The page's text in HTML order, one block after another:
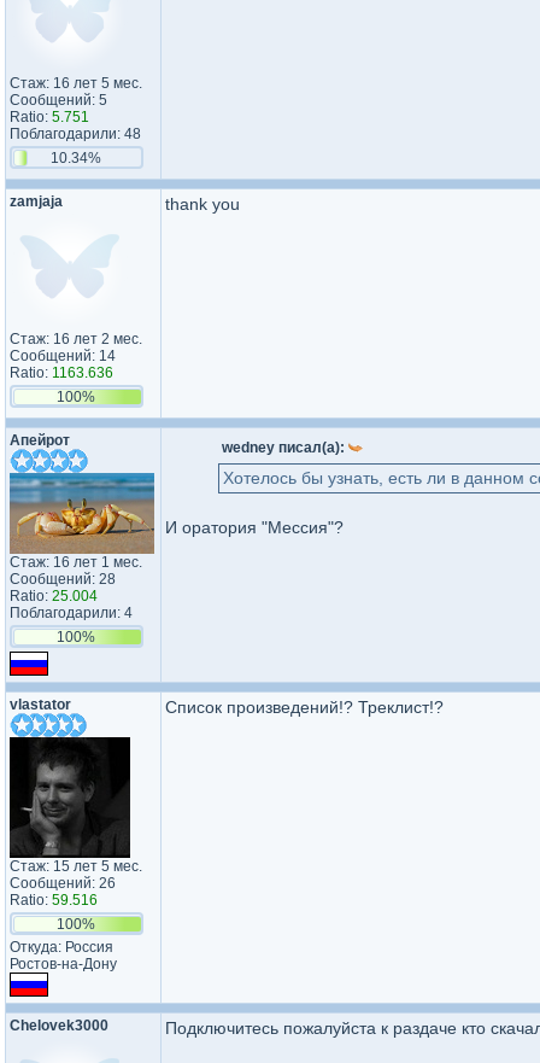
Стаж: 16 лет 5 мес.
Сообщений: 5
Ratio: 5.751
Поблагодарили: 48
10.34%
zamjaja
Стаж: 16 лет 2 мес.
Сообщений: 14
Ratio: 1163.636
100%
thank you
Апейрот
Стаж: 16 лет 1 мес.
Сообщений: 28
Ratio: 25.004
Поблагодарили: 4
100%
wedney писал(а):
Хотелось бы узнать, есть ли в
И оратория "Мессия"?
vlastator
Стаж: 15 лет 5 мес.
Сообщений: 26
Ratio: 59.516
100%
Откуда: Россия
Ростов-на-Дону
Список произведений!? Треклист!?
Chelovek3000 Подключитесь пожалуйста к раздаче кто